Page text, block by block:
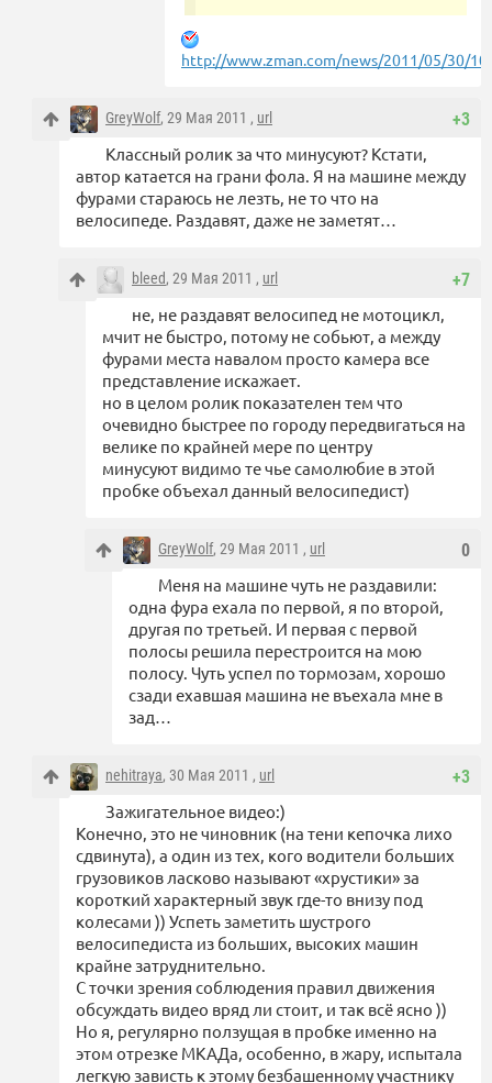
http://www.zman.com/news/2011/05/30/
+3
GreyWolf, 29 Мая 2011 , url
Классный ролик за что минусуют? Кстати,
автор катается на грани фола. Я на машине между
фурами стараюсь не лезть, не то что на
велосипеде. Раздавят, даже не заметят…
+7
bleed, 29 Мая 2011 , url
не, не раздавят велосипед не мотоцикл,
мчит не быстро, потому не собьют, а между
фурами места навалом просто камера все
представление искажает.
но в целом ролик показателен тем что
очевидно быстрее по городу передвигаться на
велике по крайней мере по центру
минусуют видимо те чье самолюбие в этой
пробке объехал данный велосипедист)
0
GreyWolf, 29 Мая 2011 , url
Меня на машине чуть не раздавили:
одна фура ехала по первой, я по второй,
другая по третьей. И первая с первой
полосы решила перестроится на мою
полосу. Чуть успел по тормозам, хорошо
сзади ехавшая машина не въехала мне в
зад…
+3
nehitraya, 30 Мая 2011 , url
Зажигательное видео:)
Конечно, это не чиновник (на тени кепочка лихо
сдвинута), а один из тех, кого водители больших
грузовиков ласково называют «хрустики» за
короткий характерный звук где-то внизу под
колесами )) Успеть заметить шустрого
велосипедиста из больших, высоких машин
крайне затруднительно.
С точки зрения соблюдения правил движения
обсуждать видео вряд ли стоит, и так всё ясно ))
Но я, регулярно ползущая в пробке именно на
этом отрезке МКАДа, особенно, в жару, испытала
легкую зависть к этому безбашенному участнику